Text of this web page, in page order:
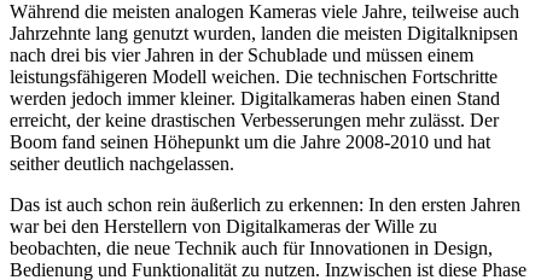
Während die meisten analogen Kameras viele Jahre, teilweise auch
Jahrzehnte lang genutzt wurden, landen die meisten Digitalknipsen
nach drei bis vier Jahren in der Schublade und müssen einem
leistungsfähigeren Modell weichen. Die technischen Fortschritte
werden jedoch immer kleiner. Digitalkameras haben einen Stand
erreicht, der keine drastischen Verbesserungen mehr zulässt. Der
Boom fand seinen Höhepunkt um die Jahre 2008-2010 und hat
seither deutlich nachgelassen.
Das ist auch schon rein äußerlich zu erkennen: In den ersten Jahren
war bei den Herstellern von Digitalkameras der Wille zu
beobachten, die neue Technik auch für Innovationen in Design,
Bedienung und Funktionalität zu nutzen. Inzwischen ist diese Phase